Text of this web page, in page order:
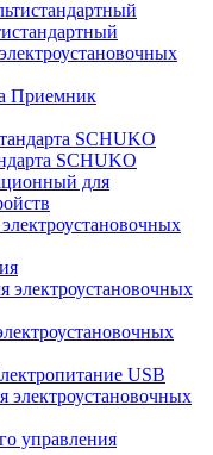
Приемник
SCHUKO
для
USB
электроустановочных
управления